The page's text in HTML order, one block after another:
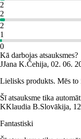
2
2
2
1
0
Kā darbojas atsauksmes?
JJana K.Čehija, 02. 06.
Lielisks produkts. Mēs to
Šī atsauksme tika
KKlaudia B.Slovākija,
Fantastiski